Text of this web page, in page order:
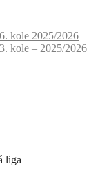
kole 2025/2026
kole – 2025/2026
liga